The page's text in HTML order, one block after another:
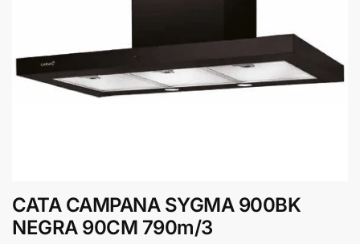
CATA CAMPANA SYGMA 900BK
NEGRA 90CM 790m/3